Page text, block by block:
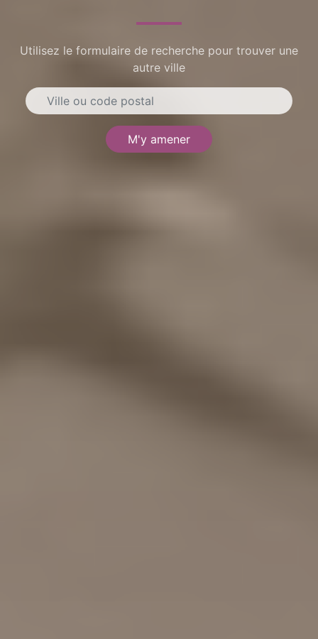
Utilisez le formulaire de recherche pour trouver une
autre ville
M'y amener